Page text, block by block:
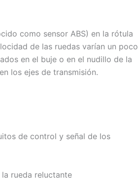
como sensor ABS) en la rótula
de las ruedas varían un poco
en el buje o en el nudillo de la
los ejes de transmisión.
de control y señal de los
rueda reluctante